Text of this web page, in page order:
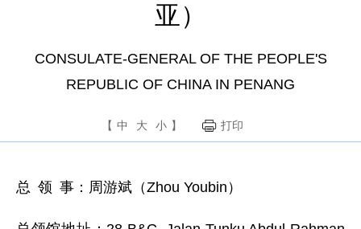
亚）
CONSULATE-GENERAL OF THE PEOPLE'S
REPUBLIC OF CHINA IN PENANG
【 中 大 小 】 打印
总 领 事：周游斌（Zhou Youbin）